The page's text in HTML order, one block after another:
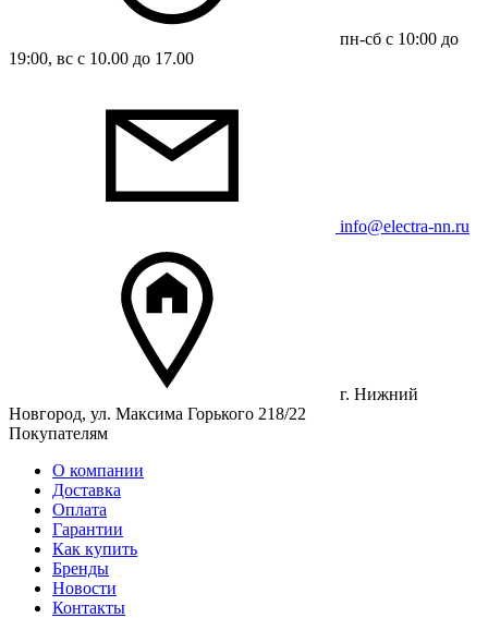
пн-сб с 10:00 до
19:00, вс с 10.00 до 17.00
info@electra-nn.ru
г. Нижний
Новгород, ул. Максима Горького 218/22
Покупателям
О компании
Доставка
Оплата
Гарантии
Как купить
Бренды
Новости
Контакты